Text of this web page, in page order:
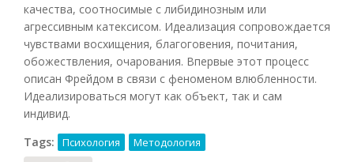
качества, соотносимые с либидинозным или
агрессивным катексисом. Идеализация сопровождается
чувствами восхищения, благоговения, почитания,
обожествления, очарования. Впервые этот процесс
описан Фрейдом в связи с феноменом влюбленности.
Идеализироваться могут как объект, так и сам
индивид.
Tags:
Психология Методология